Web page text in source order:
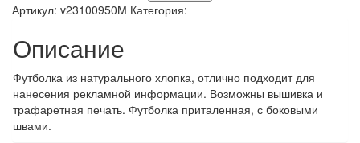
Артикул: v23100950M Категория:
Описание
Футболка из натурального хлопка, отлично подходит для
нанесения рекламной информации. Возможны вышивка и
трафаретная печать. Футболка приталенная, с боковыми
швами.